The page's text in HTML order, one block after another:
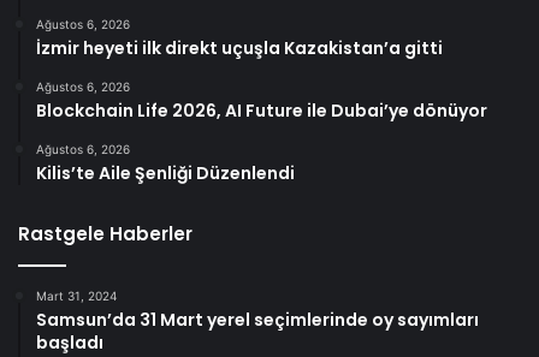
Ağustos 6, 2026
İzmir heyeti ilk direkt uçuşla Kazakistan’a gitti
Ağustos 6, 2026
Blockchain Life 2026, AI Future ile Dubai’ye dönüyor
Ağustos 6, 2026
Kilis’te Aile Şenliği Düzenlendi
Rastgele Haberler
Mart 31, 2024
Samsun’da 31 Mart yerel seçimlerinde oy sayımları
başladı